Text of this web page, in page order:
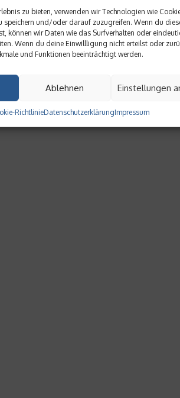
zu bieten, verwenden wir Technologien wie
speichern und/oder darauf zuzugreifen. Wenn du
können wir Daten wie das Surfverhalten oder
Wenn du deine Einwillligung nicht erteilst oder
und Funktionen beeinträchtigt werden.
Ablehnen Einstellungen
RichtlinieDatenschutzerklärungImpressum